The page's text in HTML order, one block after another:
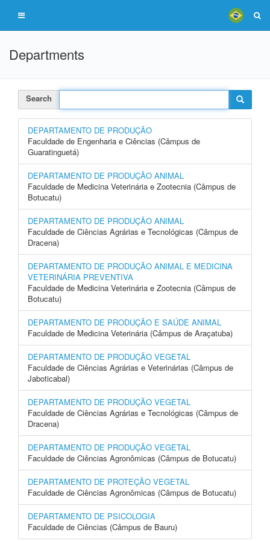
Departments
Search
DEPARTAMENTO DE PRODUÇÃO
Faculdade de Engenharia e Ciências (Câmpus de
Guaratinguetá)
DEPARTAMENTO DE PRODUÇÃO ANIMAL
Faculdade de Medicina Veterinária e Zootecnia (Câmpus de
Botucatu)
DEPARTAMENTO DE PRODUÇÃO ANIMAL
Faculdade de Ciências Agrárias e Tecnológicas (Câmpus de
Dracena)
DEPARTAMENTO DE PRODUÇÃO ANIMAL E MEDICINA
VETERINÁRIA PREVENTIVA
Faculdade de Medicina Veterinária e Zootecnia (Câmpus de
Botucatu)
DEPARTAMENTO DE PRODUÇÃO E SAÚDE ANIMAL
Faculdade de Medicina Veterinária (Câmpus de Araçatuba)
DEPARTAMENTO DE PRODUÇÃO VEGETAL
Faculdade de Ciências Agrárias e Veterinárias (Câmpus de
Jaboticabal)
DEPARTAMENTO DE PRODUÇÃO VEGETAL
Faculdade de Ciências Agrárias e Tecnológicas (Câmpus de
Dracena)
DEPARTAMENTO DE PRODUÇÃO VEGETAL
Faculdade de Ciências Agronômicas (Câmpus de Botucatu)
DEPARTAMENTO DE PROTEÇÃO VEGETAL
Faculdade de Ciências Agronômicas (Câmpus de Botucatu)
DEPARTAMENTO DE PSICOLOGIA
Faculdade de Ciências (Câmpus de Bauru)